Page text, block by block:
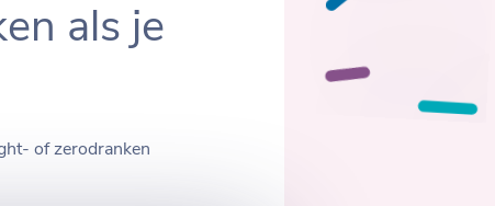
als je
of zerodranken